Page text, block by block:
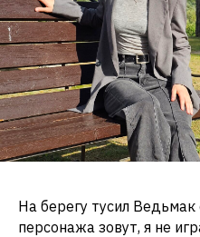
На берегу тусил
персонажа зовут, я не